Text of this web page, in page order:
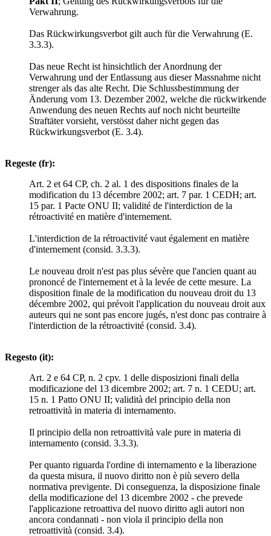
Verwahrung.
Das Rückwirkungsverbot gilt auch für die Verwahrung (E.
3.3.3).
Das neue Recht ist hinsichtlich der Anordnung der
Verwahrung und der Entlassung aus dieser Massnahme nicht
strenger als das alte Recht. Die Schlussbestimmung der
Änderung vom 13. Dezember 2002, welche die rückwirkende
Anwendung des neuen Rechts auf noch nicht beurteilte
Straftäter vorsieht, verstösst daher nicht gegen das
Rückwirkungsverbot (E. 3.4).
Regeste (fr):
Art. 2 et 64 CP, ch. 2 al. 1 des dispositions finales de la
modification du 13 décembre 2002; art. 7 par. 1 CEDH; art.
15 par. 1 Pacte ONU II; validité de l'interdiction de la
rétroactivité en matière d'internement.
L'interdiction de la rétroactivité vaut également en matière
d'internement (consid. 3.3.3).
Le nouveau droit n'est pas plus sévère que l'ancien quant au
prononcé de l'internement et à la levée de cette mesure. La
disposition finale de la modification du nouveau droit du 13
décembre 2002, qui prévoit l'application du nouveau droit aux
auteurs qui ne sont pas encore jugés, n'est donc pas contraire à
l'interdiction de la rétroactivité (consid. 3.4).
Regesto (it):
Art. 2 e 64 CP, n. 2 cpv. 1 delle disposizioni finali della
modificazione del 13 dicembre 2002; art. 7 n. 1 CEDU; art.
15 n. 1 Patto ONU II; validità del principio della non
retroattività in materia di internamento.
Il principio della non retroattività vale pure in materia di
internamento (consid. 3.3.3).
Per quanto riguarda l'ordine di internamento e la liberazione
da questa misura, il nuovo diritto non è più severo della
normativa previgente. Di conseguenza, la disposizione finale
della modificazione del 13 dicembre 2002 - che prevede
l'applicazione retroattiva del nuovo diritto agli autori non
ancora condannati - non viola il principio della non
retroattività (consid. 3.4).